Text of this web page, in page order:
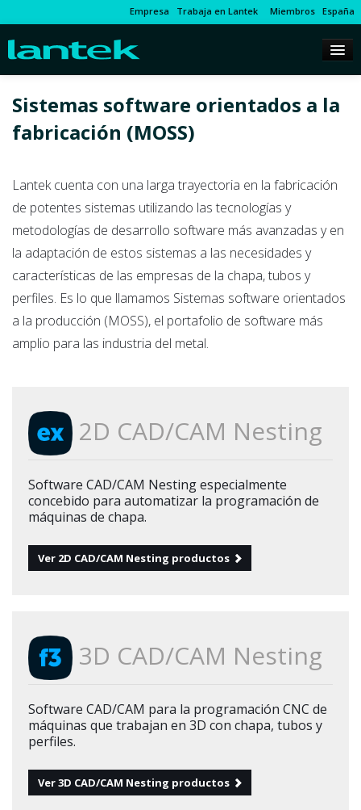
Empresa Trabaja en Lantek Miembros España
Sistemas software orientados a la
fabricación (MOSS)
Lantek cuenta con una larga trayectoria en la fabricación
de potentes sistemas utilizando las tecnologías y
metodologías de desarrollo software más avanzadas y en
la adaptación de estos sistemas a las necesidades y
características de las empresas de la chapa, tubos y
perfiles. Es lo que llamamos Sistemas software orientados
a la producción (MOSS), el portafolio de software más
amplio para las industria del metal.
2D CAD/CAM Nesting
Software CAD/CAM Nesting especialmente
concebido para automatizar la programación de
máquinas de chapa.
Ver 2D CAD/CAM Nesting productos
3D CAD/CAM Nesting
Software CAD/CAM para la programación CNC de
máquinas que trabajan en 3D con chapa, tubos y
perfiles.
Ver 3D CAD/CAM Nesting productos